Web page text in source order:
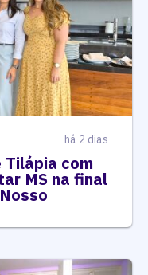
há 2 dias
Tilápia com
MS na final